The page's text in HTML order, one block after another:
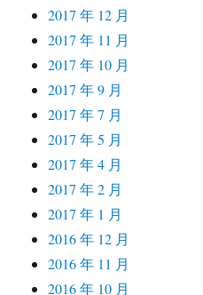
2017 年 12 月
2017 年 11 月
2017 年 10 月
2017 年 9 月
2017 年 7 月
2017 年 5 月
2017 年 4 月
2017 年 2 月
2017 年 1 月
2016 年 12 月
2016 年 11 月
2016 年 10 月